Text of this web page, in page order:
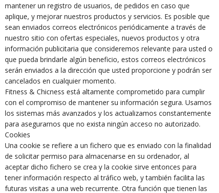
mantener un registro de usuarios, de pedidos en caso que
aplique, y mejorar nuestros productos y servicios. Es posible que
sean enviados correos electrónicos periódicamente a través de
nuestro sitio con ofertas especiales, nuevos productos y otra
información publicitaria que consideremos relevante para usted o
que pueda brindarle algún beneficio, estos correos electrónicos
serán enviados a la dirección que usted proporcione y podrán ser
cancelados en cualquier momento.
Fitness & Chicness está altamente comprometido para cumplir
con el compromiso de mantener su información segura. Usamos
los sistemas más avanzados y los actualizamos constantemente
para asegurarnos que no exista ningún acceso no autorizado.
Cookies
Una cookie se refiere a un fichero que es enviado con la finalidad
de solicitar permiso para almacenarse en su ordenador, al
aceptar dicho fichero se crea y la cookie sirve entonces para
tener información respecto al tráfico web, y también facilita las
futuras visitas a una web recurrente. Otra función que tienen las